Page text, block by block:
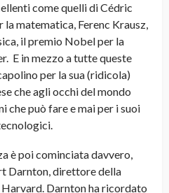
come quelli di Cédric
matematica, Ferenc Krausz,
il premio Nobel per la
E in mezzo a tutte queste
per la sua (ridicola)
che agli occhi del mondo
che può fare e mai per i suoi
.
è poi cominciata davvero,
Darnton, direttore della
Darnton ha ricordato